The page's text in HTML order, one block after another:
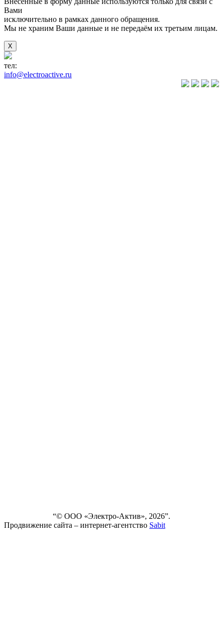
Вами
исключительно в рамках данного обращения.
Мы не храним Ваши данные и не передаём их третьим лицам.
X
тел:
info@electroactive.ru
“© ООО «Электро-Актив», 2026”.
Продвижение сайта – интернет-агентство Sabit